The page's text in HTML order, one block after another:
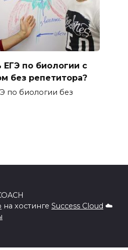
ЕГЭ по биологии с
без репетитора?
по биологии без
на хостинге Success Cloud ☁️